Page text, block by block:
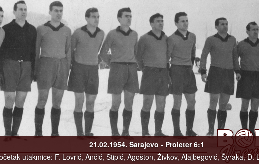
21.02.1954. Sarajevo - Proleter 6:1
utakmice: F. Lovrić, Ančić, Stipić, Agošton, Živkov, Alajbegović, Švraka,